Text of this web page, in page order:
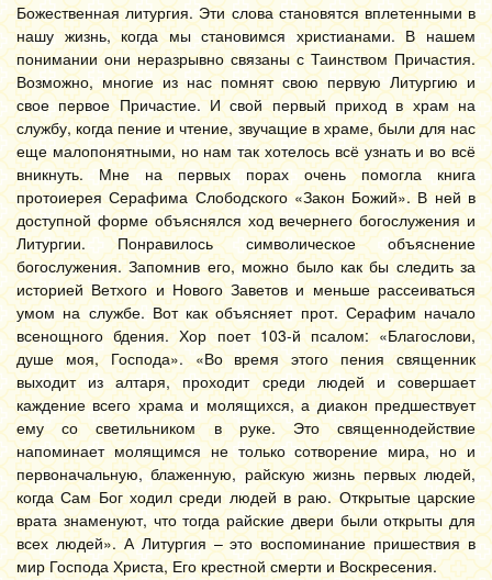
Божественная литургия. Эти слова становятся вплетенными в
нашу жизнь, когда мы становимся христианами. В нашем
понимании они неразрывно связаны с Таинством Причастия.
Возможно, многие из нас помнят свою первую Литургию и
свое первое Причастие. И свой первый приход в храм на
службу, когда пение и чтение, звучащие в храме, были для нас
еще малопонятными, но нам так хотелось всё узнать и во всё
вникнуть. Мне на первых порах очень помогла книга
протоиерея Серафима Слободского «Закон Божий». В ней в
доступной форме объяснялся ход вечернего богослужения и
Литургии. Понравилось символическое объяснение
богослужения. Запомнив его, можно было как бы следить за
историей Ветхого и Нового Заветов и меньше рассеиваться
умом на службе. Вот как объясняет прот. Серафим начало
всенощного бдения. Хор поет 103-й псалом: «Благослови,
душе моя, Господа». «Во время этого пения священник
выходит из алтаря, проходит среди людей и совершает
каждение всего храма и молящихся, а диакон предшествует
ему со светильником в руке. Это священнодействие
напоминает молящимся не только сотворение мира, но и
первоначальную, блаженную, райскую жизнь первых людей,
когда Сам Бог ходил среди людей в раю. Открытые царские
врата знаменуют, что тогда райские двери были открыты для
всех людей». А Литургия – это воспоминание пришествия в
мир Господа Христа, Его крестной смерти и Воскресения.